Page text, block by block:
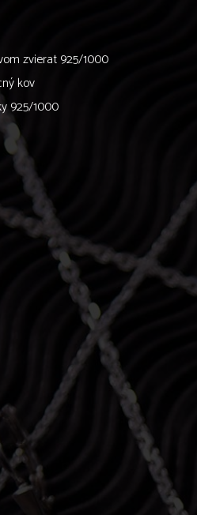
zvierat 925/1000
kov
925/1000